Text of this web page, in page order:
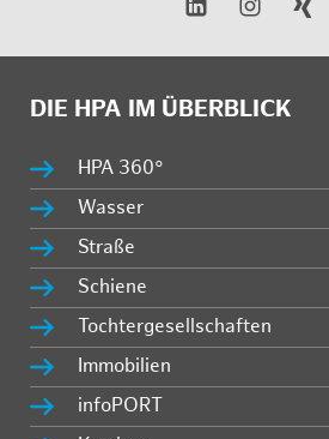
DIE HPA IM ÜBERBLICK
HPA 360°
Wasser
Straße
Schiene
Tochtergesellschaften
Immobilien
infoPORT